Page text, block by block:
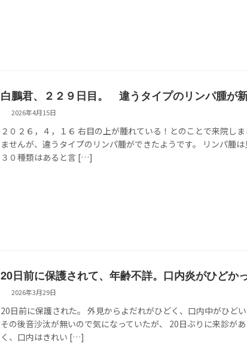
白鵬君、２２９日目。 違うタイプのリンパ腫が
2026年4月15日
２０２６，４，１６ 右目の上が腫れている！とのことで来院し
ませんが、違うタイプのリンパ腫ができたようです。 リンパ腫
３０種類はあると言 […]
20日前に保護されて、年齢不詳。口内炎がひどか
2026年3月29日
20日前に保護された。 外見からよだれがひどく、口内中がひど
その後音沙汰が無いので気になっていたが、 20日ぶりに来診が
く、口内はきれい […]